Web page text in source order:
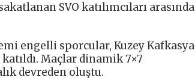
SVO katılımcıları arasında
engelli sporcular, Kuzey Kafkasya
Maçlar dinamik 7×7
devreden oluştu.